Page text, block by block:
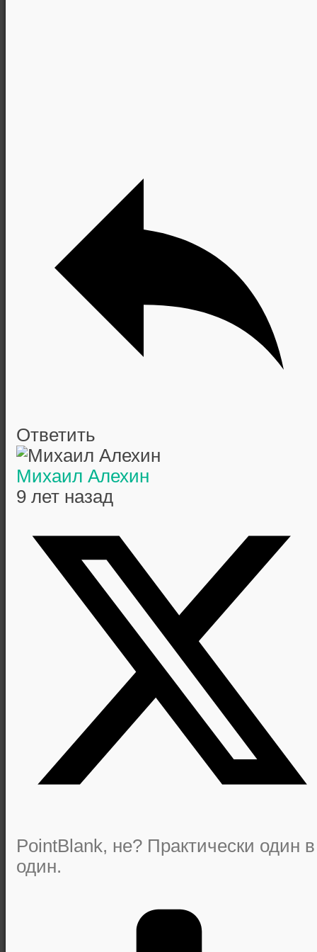
Ответить
Михаил Алехин
9 лет назад
PointBlank, не? Практически один в
один.